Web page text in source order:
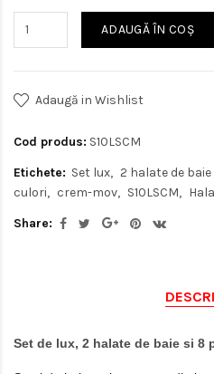
ADAUGĂ ÎN COŞ
Adaugă in Wishlist
Cod produs: S10LSCM
Etichete: Set lux 2 halate de
culori
crem-mov S10LSCM
Share:
Set de lux, 2 halate de baie si 8